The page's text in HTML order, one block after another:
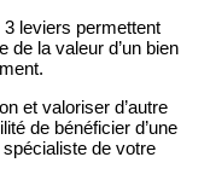
leviers permettent
de la valeur d’un bien
et valoriser d’autre
de bénéficier d’une
de votre